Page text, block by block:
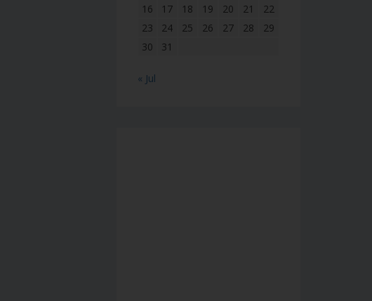
16
17 18 19 20 21
22
23
24 25 26 27 28
29
30
31
« Jul